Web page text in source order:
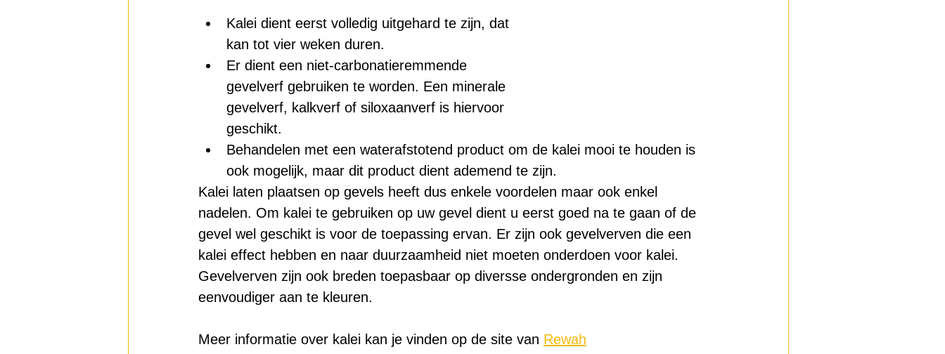
Kalei dient eerst volledig uitgehard te zijn, dat
kan tot vier weken duren.
Er dient een niet-carbonatieremmende
gevelverf gebruiken te worden. Een minerale
gevelverf, kalkverf of siloxaanverf is hiervoor
geschikt.
Behandelen met een waterafstotend product om de kalei mooi te houden is
ook mogelijk, maar dit product dient ademend te zijn.
Kalei laten plaatsen op gevels heeft dus enkele voordelen maar ook enkel
nadelen. Om kalei te gebruiken op uw gevel dient u eerst goed na te gaan of de
gevel wel geschikt is voor de toepassing ervan. Er zijn ook gevelverven die een
kalei effect hebben en naar duurzaamheid niet moeten onderdoen voor kalei.
Gevelverven zijn ook breden toepasbaar op diversse ondergronden en zijn
eenvoudiger aan te kleuren.
Meer informatie over kalei kan je vinden op de site van Rewah